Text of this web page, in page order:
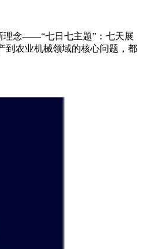
理念——“七日七主题”：七天展
到农业机械领域的核心问题，都